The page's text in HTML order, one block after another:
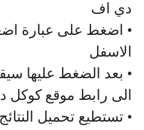
دي اف
• اضغط على عبارة
الاسفل
• بعد الضغط عليها
الى رابط موقع كوكل
• تستطيع تحميل